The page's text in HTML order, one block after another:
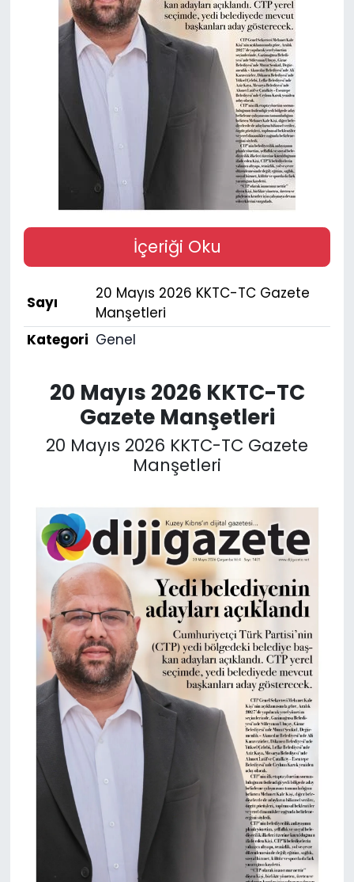
İçeriği Oku
Sayı
20 Mayıs 2026 KKTC-TC Gazete
Manşetleri
Kategori Genel
20 Mayıs 2026 KKTC-TC
Gazete Manşetleri
20 Mayıs 2026 KKTC-TC Gazete
Manşetleri
Gündem
KKTC
KKTC YEREL SEÇİM 2018
Kültür Sanat
Magazin
Moda
Nöbetçi Eczaneler
Otomobil Dünyası
Politika
SAĞLIK
TÜRKiYE
Video Galeri
YAŞAM
Yazarlar